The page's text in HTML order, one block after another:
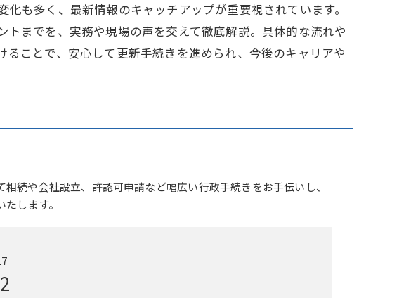
も多く、最新情報のキャッチアップが重要視されています。
までを、実務や現場の声を交えて徹底解説。具体的な流れや
ことで、安心して更新手続きを進められ、今後のキャリアや
続や会社設立、許認可申請など幅広い行政手続きをお手伝いし、
します。